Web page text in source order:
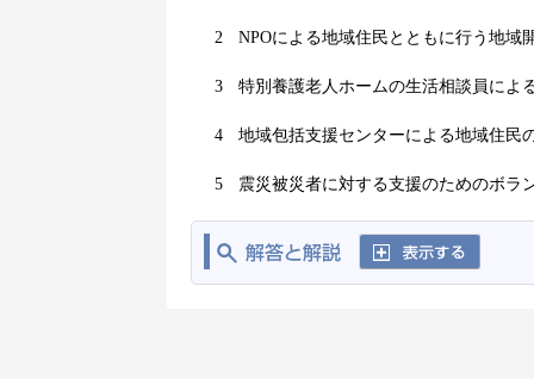
2 NPOによる地域住民とともに行う地域
3 特別養護老人ホームの生活相談員によ
4 地域包括支援センターによる地域住民
5 震災被災者に対する支援のためのボラ